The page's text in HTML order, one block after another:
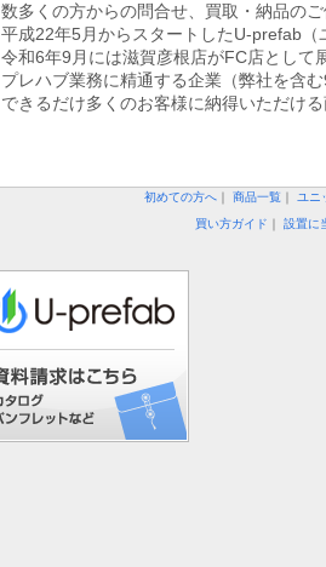
数多くの方からの問合せ、買取・納品の
平成22年5月からスタートしたU-prefab
令和6年9月には滋賀彦根店がFC店として
プレハブ業務に精通する企業（弊社を含
できるだけ多くのお客様に納得いただけ
初めての方へ｜ 商品一覧｜ ユニ
買い方ガイド
設置に